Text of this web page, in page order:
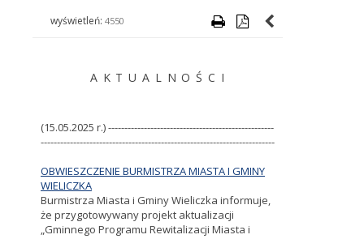
wyświetleń: 4550
A K T U A L N O Ś C I
(15.05.2025 r.) ---------------------------------------------------
------------------------------------------------------------------------
OBWIESZCZENIE BURMISTRZA MIASTA I GMINY
WIELICZKA
Burmistrza Miasta i Gminy Wieliczka informuje,
że przygotowywany projekt aktualizacji
„Gminnego Programu Rewitalizacji Miasta i